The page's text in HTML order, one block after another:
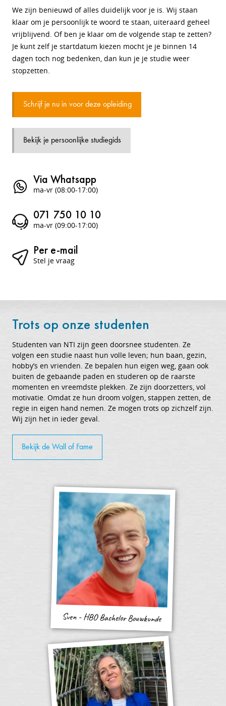
We zijn benieuwd of alles duidelijk voor je is. Wij staan
klaar om je persoonlijk te woord te staan, uiteraard geheel
vrijblijvend. Of ben je klaar om de volgende stap te zetten?
Je kunt zelf je startdatum kiezen mocht je je binnen 14
dagen toch nog bedenken, dan kun je je studie weer
stopzetten.
Schrijf je nu in voor deze opleiding
Bekijk je persoonlijke studiegids
Via Whatsapp
ma-vr (08:00-17:00)
071 750 10 10
ma-vr (09:00-17:00)
Per e-mail
Stel je vraag
Trots op onze studenten
Studenten van NTI zijn geen doorsnee studenten. Ze
volgen een studie naast hun volle leven; hun baan, gezin,
hobby’s en vrienden. Ze bepalen hun eigen weg, gaan ook
buiten de gebaande paden en studeren op de raarste
momenten en vreemdste plekken. Ze zijn doorzetters, vol
motivatie. Omdat ze hun droom volgen, stappen zetten, de
regie in eigen hand nemen. Ze mogen trots op zichzelf zijn.
Wij zijn het in ieder geval.
Bekijk de Wall of Fame
Sven - HBO Bachelor Bouwkunde